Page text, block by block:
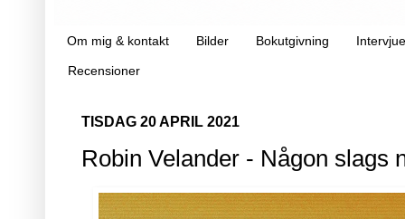
Om mig & kontakt Bilder Bokutgivning
Recensioner
TISDAG 20 APRIL 2021
Robin Velander - Någon slags